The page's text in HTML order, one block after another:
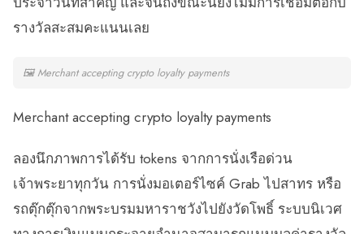
รางวัลสะสมคะแนนเลย
🖼Merchant accepting crypto loyalty payments
Merchant accepting crypto loyalty payments
ลองนึกภาพการได้รับ tokens จากการนั่งเรือด่วน
เจ้าพระยาทุกวัน การนั่งมอเตอร์ไซค์ Grab ไปสาทร หรือ
รถตุ๊กตุ๊กจากพระบรมมหาราชวังไปยังวัดโพธิ์ ระบบนิเวศ